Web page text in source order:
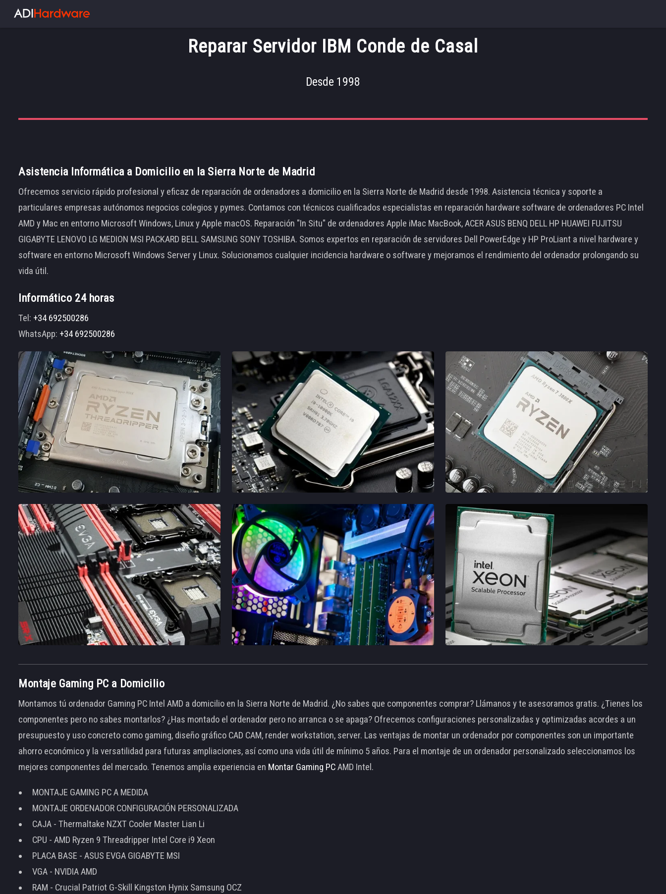
Reparar Servidor IBM Conde de Casal
Desde 1998
Asistencia Informática a Domicilio en la Sierra Norte de Madrid
Ofrecemos servicio rápido profesional y eficaz de reparación de ordenadores a domicilio en la Sierra Norte de Madrid desde 1998. Asistencia técnica y soporte a
particulares empresas autónomos negocios colegios y pymes. Contamos con técnicos cualificados especialistas en reparación hardware software de ordenadores PC Intel
AMD y Mac en entorno Microsoft Windows, Linux y Apple macOS. Reparación "In Situ" de ordenadores Apple iMac MacBook, ACER ASUS BENQ DELL HP HUAWEI FUJITSU
GIGABYTE LENOVO LG MEDION MSI PACKARD BELL SAMSUNG SONY TOSHIBA. Somos expertos en reparación de servidores Dell PowerEdge y HP ProLiant a nivel hardware y
software en entorno Microsoft Windows Server y Linux. Solucionamos cualquier incidencia hardware o software y mejoramos el rendimiento del ordenador prolongando su
vida útil.
Informático 24 horas
Tel: +34 692500286
WhatsApp: +34 692500286
Montaje Gaming PC a Domicilio
Montamos tú ordenador Gaming PC Intel AMD a domicilio en la Sierra Norte de Madrid. ¿No sabes que componentes comprar? Llámanos y te asesoramos gratis. ¿Tienes los
componentes pero no sabes montarlos? ¿Has montado el ordenador pero no arranca o se apaga? Ofrecemos configuraciones personalizadas y optimizadas acordes a un
presupuesto y uso concreto como gaming, diseño gráfico CAD CAM, render workstation, server. Las ventajas de montar un ordenador por componentes son un importante
ahorro económico y la versatilidad para futuras ampliaciones, así como una vida útil de mínimo 5 años. Para el montaje de un ordenador personalizado seleccionamos los
mejores componentes del mercado. Tenemos amplia experiencia en Montar Gaming PCAMD Intel.
MONTAJE GAMING PC A MEDIDA
MONTAJE ORDENADOR CONFIGURACIÓN PERSONALIZADA
CAJA - Thermaltake NZXT Cooler Master Lian Li
CPU - AMD Ryzen 9 Threadripper Intel Core i9 Xeon
PLACA BASE - ASUS EVGA GIGABYTE MSI
VGA - NVIDIA AMD
RAM - Crucial Patriot G-Skill Kingston Hynix Samsung OCZ